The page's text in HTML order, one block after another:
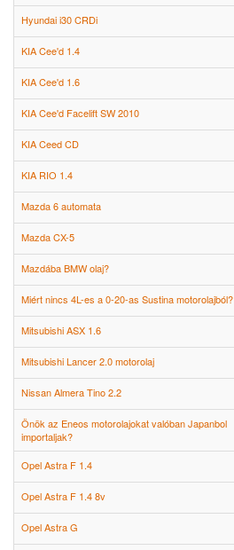
Hyundai i30 CRDi
KIA Cee'd 1.4
KIA Cee'd 1.6
KIA Cee'd Facelift SW 2010
KIA Ceed CD
KIA RIO 1.4
Mazda 6 automata
Mazda CX-5
Mazdába BMW olaj?
Miért nincs 4L-es a 0-20-as Sustina motorolajból?
Mitsubishi ASX 1.6
Mitsubishi Lancer 2.0 motorolaj
Nissan Almera Tino 2.2
Önök az Eneos motorolajokat valóban Japanbol
importaljak?
Opel Astra F 1.4
Opel Astra F 1.4 8v
Opel Astra G